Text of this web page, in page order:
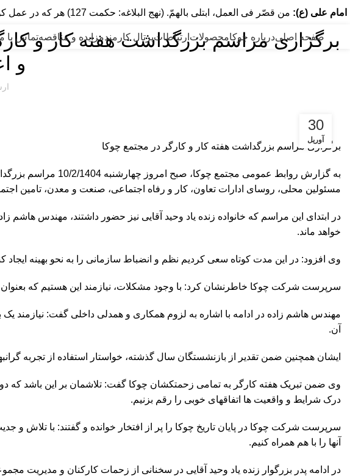
امام علی (ع): من قصّر فی العمل، ابتلی بالهمّ. (نهج البلاغه: حکمت 127) هر که در عمل کوتاهی کند، به اندوه گرفتار آید.
صفحه اصلیدرباره چوکامحصولات ارتباطاتپرتال کارمندمزایده و مناقصهتماس بابرگزاری مراسم بزرگداشت هفته کار و
و
30
آوریل
برگزاری مراسم بزرگداشت هفته کار و کارگر در مجتمع چوکا
به گزارش روابط
مسئولین محلی، روسای ادارات تعاون، کار و رفاه اجتماعی، صنعت و معدن، تامین
در ابتدای این مراسم که خانواده زنده یاد وحید آقایی نیز حضور داشتند، مهندس
خواهد ماند.
وی افزود: در این مدت کوتاه سعی کردیم نظم و انضباط سازمانی را به نحو بهینه ایجاد
سرپرست شرکت چوکا خاطرنشان کرد: با وجود مشکلات، نیازمند این هستیم که
مهندس هاشم زاده در ادامه با اشاره به لزوم همکاری و همدلی داخلی گفت: نیازمند
آن.
ایشان همچنین ضمن تقدیر از بازنشستگان سال گذشته، خواستار استفاده از تجربه
وی ضمن تبریک هفته کارگر به تمامی زحمتکشان چوکا گفت: تلاشمان بر این باشد که
درک شرایط و واقعیت ها اتفاقهای خوبی را رقم بزنیم.
سرپرست شرکت چوکا در پایان تاریخ چوکا را پر از افتخار خوانده و گفتند: با تلاش و
آنها را با هم همراه کنیم.
در ادامه پدر بزرگوار زنده یاد وحید آقایی در سخنانی از زحمات کارکنان و